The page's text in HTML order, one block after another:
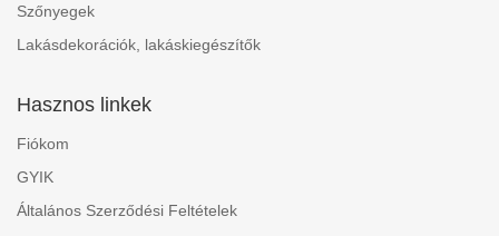
Szőnyegek
Lakásdekorációk, lakáskiegészítők
Hasznos linkek
Fiókom
GYIK
Általános Szerződési Feltételek